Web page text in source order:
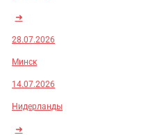
➜
28.07.2026
Минск
14.07.2026
Нидерланды
➜